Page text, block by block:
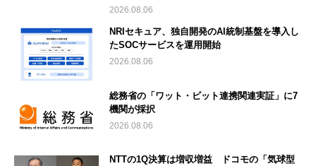
2026.08.06
NRIセキュア、独自開発のAI統制基盤を導入し
たSOCサービスを運用開始
2026.08.06
総務省の「ワット・ビット連携関連実証」に7
機関が採択
2026.08.06
NTTの1Q決算は増収増益 ドコモの「気球型